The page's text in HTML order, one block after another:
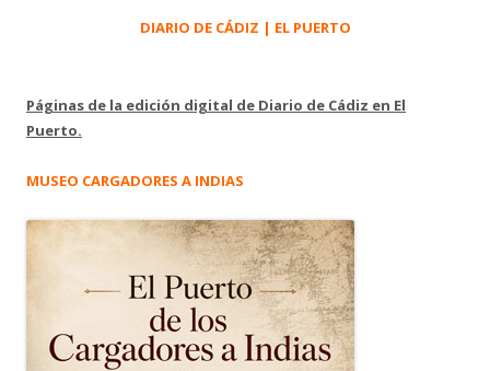
DIARIO DE CÁDIZ | EL PUERTO
Páginas de la edición digital de Diario de Cádiz en El
Puerto.
MUSEO CARGADORES A INDIAS